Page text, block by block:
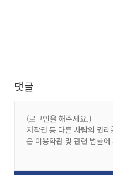
댓글